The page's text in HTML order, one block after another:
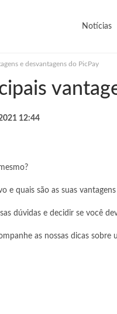
Notícias
e desvantagens do PicPay
12:44
e quais são as suas vantagens
dúvidas e decidir se você
as nossas dicas sobre